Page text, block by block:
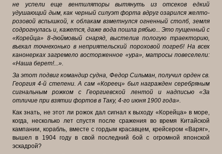
не успели еще вентиляторы вытянуть из отсеков едкий
удушающий дым, как черный силуэт форта вдруг озарился желто-
розовой вспышкой, к облакам взметнулся огненный столб, земля
содрогнулась и, кажется, даже вода пошла рябью... Это пущенный с
«Корейца» 8-дюймовый снаряд, выстелив пологую траекторию,
въехал точнехонько в неприятельский пороховой погреб! На всех
канонерках загремело восторженное «ура», матросы повеселели:
«Наша берет!...».
За этот подвиг командир судна, Федор Сильман, получил орден св.
Георгия 4-й степени. А сам «Кореец» был награжден серебряным
сигнальным рожком с Георгиевской лентой и надписью «За
отличие при взятии фортов в Таку, 4-го июня 1900 года».
Как знать, не этот ли рожок дал сигнал к выходу «Корейца» в море,
когда, несколько лет спустя после сражения во время Китайской
кампании, корабль, вместе с гордым красавцем, крейсером «Варяг»,
вышел в 1904 году в свой последний бой с огромной японской
эскадрой?